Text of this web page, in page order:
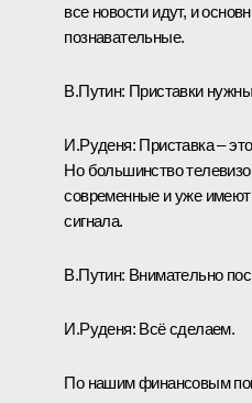
все новости идут, и
познавательные.
В.Путин: Приставки
И.Руденя: Приставка –
Но большинство
современные и уже
сигнала.
В.Путин: Внимательно
И.Руденя: Всё сделаем.
По нашим финансовым